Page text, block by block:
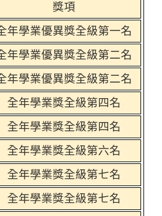
獎項
年學業優異獎全級第一名
年學業優異獎全級第二名
年學業優異獎全級第二名
全年學業獎全級第四名
全年學業獎全級第四名
全年學業獎全級第六名
全年學業獎全級第七名
全年學業獎全級第七名